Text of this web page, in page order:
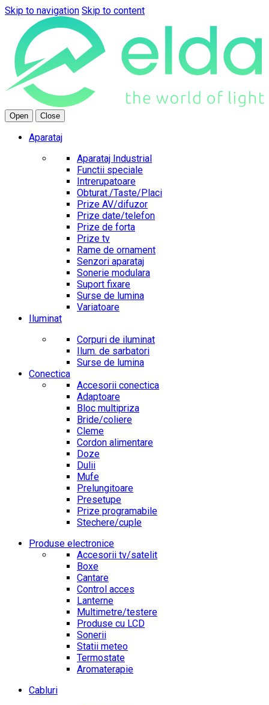
Skip to navigation Skip to content
Open Close
Aparataj
Aparataj Industrial
Functii speciale
Intrerupatoare
Obturat./Taste/Placi
Prize AV/difuzor
Prize date/telefon
Prize de forta
Prize tv
Rame de ornament
Senzori aparataj
Sonerie modulara
Suport fixare
Surse de lumina
Variatoare
Iluminat
Corpuri de iluminat
Ilum. de sarbatori
Surse de lumina
Conectica
Accesorii conectica
Adaptoare
Bloc multipriza
Bride/coliere
Cleme
Cordon alimentare
Doze
Dulii
Mufe
Prelungitoare
Presetupe
Prize programabile
Stechere/cuple
Produse electronice
Accesorii tv/satelit
Boxe
Cantare
Control acces
Lanterne
Multimetre/testere
Produse cu LCD
Sonerii
Statii meteo
Termostate
Aromaterapie
Cabluri